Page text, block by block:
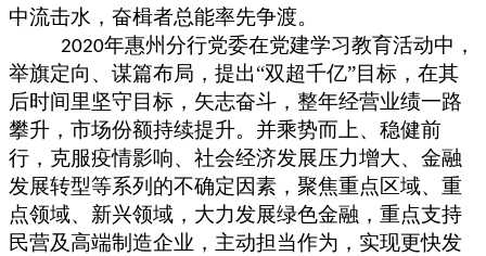
中流击水 ，奋楫者总能率先争渡。
2020年惠州分行党委在党建学习教育活动中，
举旗定向、谋篇布局，提出“双超千亿”目标，在其
后时间里坚守目标，矢志奋斗，整年经营业绩一路
攀升，市场份额持续提升。并乘势而上、稳健前
行 ，克服疫情影响、社会经济发展压力增大、金融
发展转型等系列的不确定因素，聚焦重点区域、重
点领域、新兴领域，大力发展绿色金融，重点支持
民营及高端制造企业，主动担当作为，实现更快发